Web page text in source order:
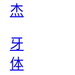
杰
牙
体